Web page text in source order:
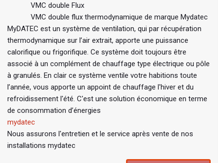
VMC double Flux
VMC double flux thermodynamique de marque Mydatec
MyDATEC est un système de ventilation, qui par récupération
thermodynamique sur l’air extrait, apporte une puissance
calorifique ou frigorifique. Ce système doit toujours être
associé à un complément de chauffage type électrique ou pôle
à granulés. En clair ce système ventile votre habitions toute
l’année, vous apporte un appoint de chauffage l'hiver et du
refroidissement l'été. C'est une solution économique en terme
de consommation d’énergies
mydatec
Nous assurons l'entretien et le service après vente de nos
installations mydatec